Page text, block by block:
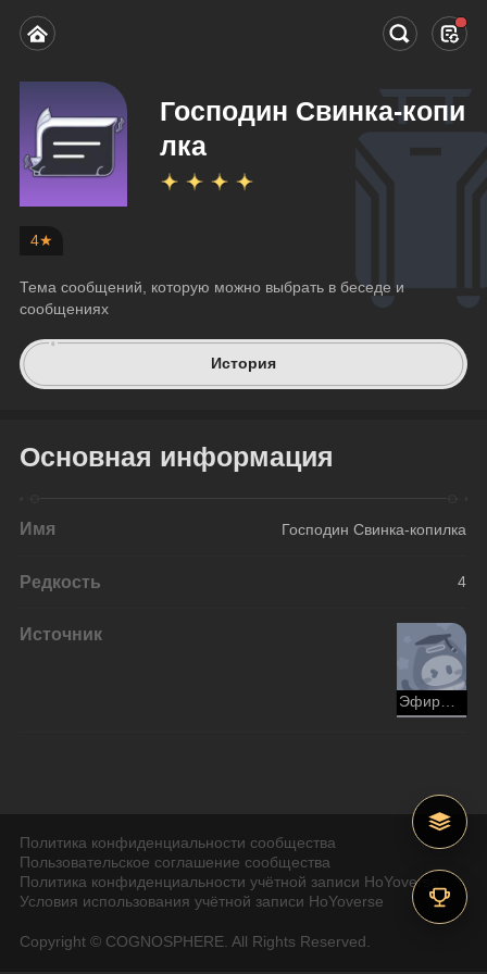
Господин Свинка-копи
лка
4★
Тема сообщений, которую можно выбрать в беседе и
сообщениях
История
Основная информация
Имя Господин Свинка-копилка
Редкость 4
Источник
Эфирные войны
Политика конфиденциальности сообщества
Пользовательское соглашение сообщества
Политика конфиденциальности учётной записи HoYoverse
Условия использования учётной записи HoYoverse
Copyright © COGNOSPHERE. All Rights Reserved.